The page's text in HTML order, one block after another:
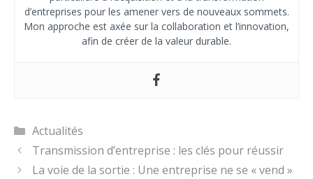
d’entreprises pour les amener vers de nouveaux sommets.
Mon approche est axée sur la collaboration et l’innovation,
afin de créer de la valeur durable.
Catégories
Actualités
Transmission d’entreprise : les clés pour réussir
La voie de la sortie : Une entreprise ne se « vend »